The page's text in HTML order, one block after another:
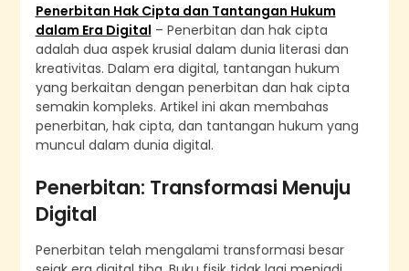
Penerbitan Hak Cipta dan Tantangan Hukum
dalam Era Digital – Penerbitan dan hak cipta
adalah dua aspek krusial dalam dunia literasi dan
kreativitas. Dalam era digital, tantangan hukum
yang berkaitan dengan penerbitan dan hak cipta
semakin kompleks. Artikel ini akan membahas
penerbitan, hak cipta, dan tantangan hukum yang
muncul dalam dunia digital.
Penerbitan: Transformasi Menuju
Digital
Penerbitan telah mengalami transformasi besar